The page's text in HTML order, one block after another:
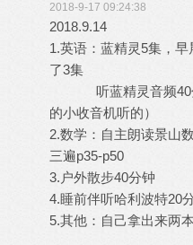
2018-9-17 09:24:38
2018.9.14
1.英语：蓝精灵5集，
了3集
听蓝精灵音频40分
的小收音机听的）
2.数学：自主朗读景山
三遍p35-p50
3.户外散步40分钟
4.睡前伴听哈利波特20
5.其他：自己拿出来两